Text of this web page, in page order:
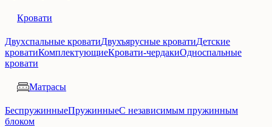
Кровати
Двухспальные кроватиДвухъярусные кроватиДетские
кроватиКомплектующиеКровати-чердакиОдноспальные
кровати
Матрасы
БеспружинныеПружинныеС независимым пружинным
блоком